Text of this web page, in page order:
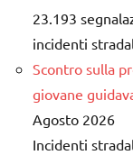
23.193
incidenti
Scontro sulla
giovane
Agosto 2026
Incidenti